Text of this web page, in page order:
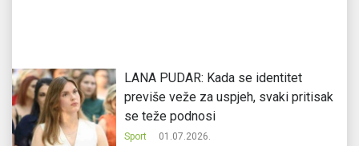
LANA PUDAR: Kada se identitet
previše veže za uspjeh, svaki pritisak
se teže podnosi
Sport 01.07.2026.